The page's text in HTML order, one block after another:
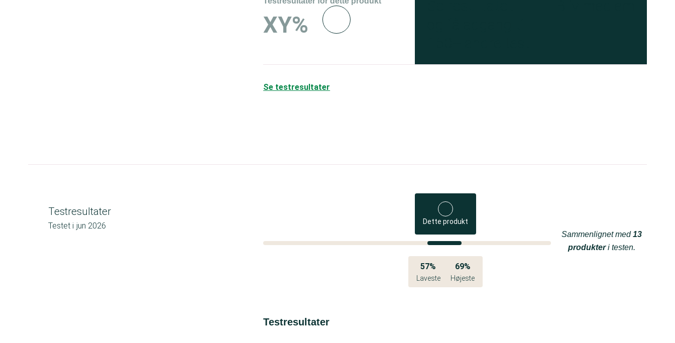
XY%
Se testresultater
Testresultater
Testet i jun 2026 Dette produkt
57%
Laveste
69%
Højeste
Sammenlignet med13
produkteri testen.
Testresultater